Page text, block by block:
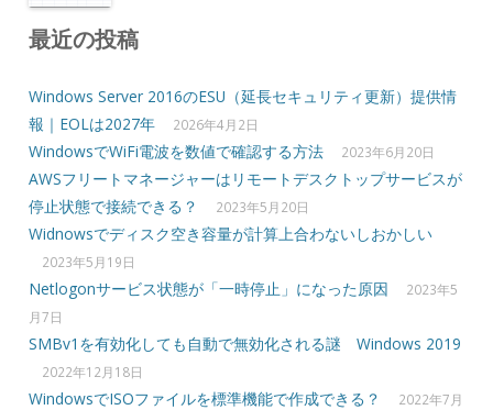
最近の投稿
Windows Server 2016のESU（延長セキュリティ更新）提供情
報｜EOLは2027年
2026年4月2日
WindowsでWiFi電波を数値で確認する方法 2023年6月20日
AWSフリートマネージャーはリモートデスクトップサービスが
停止状態で接続できる？
2023年5月20日
Widnowsでディスク空き容量が計算上合わないしおかしい
2023年5月19日
Netlogonサービス状態が「一時停止」になった原因
2023年5
月7日
SMBv1を有効化しても自動で無効化される謎 Windows 2019
2022年12月18日
WindowsでISOファイルを標準機能で作成できる？
2022年7月